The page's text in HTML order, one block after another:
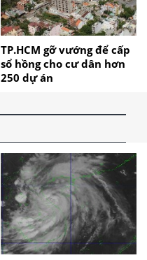
TP.HCM gỡ vướng để cấp
sổ hồng cho cư dân hơn
250 dự án